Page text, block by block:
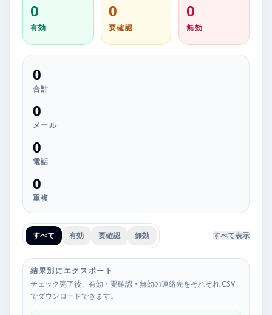
0
有効
0
要確認
0
無効
0
合計
0
メール
0
電話
0
重複
すべて 有効 要確認 無効 すべて表示
結果別にエクスポート
チェック完了後、有効・要確認・無効の連絡先をそれぞれ CSV
でダウンロードできます。